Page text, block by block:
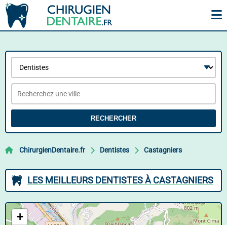
RECHERCHER
ChirurgienDentaire.fr Dentistes Castagniers
LES MEILLEURS DENTISTES À CASTAGNIERS
+